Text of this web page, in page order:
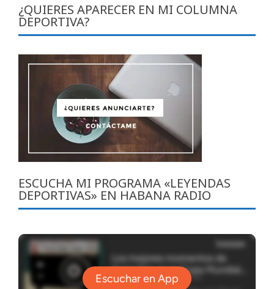
¿QUIERES APARECER EN MI COLUMNA
DEPORTIVA?
ESCUCHA MI PROGRAMA «LEYENDAS
DEPORTIVAS» EN HABANA RADIO